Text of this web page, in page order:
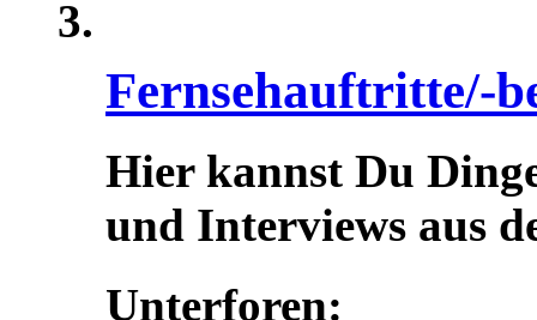
Fernsehauftritte/-
Hier kannst Du
und Interviews aus
Unterforen: